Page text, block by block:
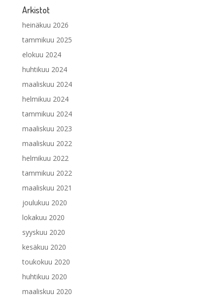
Arkistot
heinäkuu 2026
tammikuu 2025
elokuu 2024
huhtikuu 2024
maaliskuu 2024
helmikuu 2024
tammikuu 2024
maaliskuu 2023
maaliskuu 2022
helmikuu 2022
tammikuu 2022
maaliskuu 2021
joulukuu 2020
lokakuu 2020
syyskuu 2020
kesäkuu 2020
toukokuu 2020
huhtikuu 2020
maaliskuu 2020